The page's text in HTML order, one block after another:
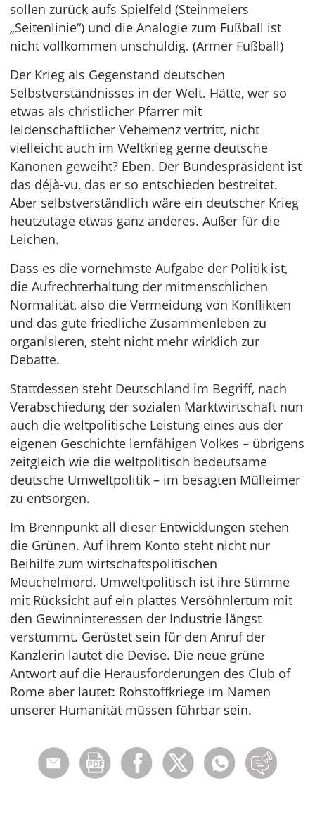
sollen zurück aufs Spielfeld (Steinmeiers
„Seitenlinie“) und die Analogie zum Fußball ist
nicht vollkommen unschuldig. (Armer Fußball)
Der Krieg als Gegenstand deutschen
Selbstverständnisses in der Welt. Hätte, wer so
etwas als christlicher Pfarrer mit
leidenschaftlicher Vehemenz vertritt, nicht
vielleicht auch im Weltkrieg gerne deutsche
Kanonen geweiht? Eben. Der Bundespräsident ist
das déjà-vu, das er so entschieden bestreitet.
Aber selbstverständlich wäre ein deutscher Krieg
heutzutage etwas ganz anderes. Außer für die
Leichen.
Dass es die vornehmste Aufgabe der Politik ist,
die Aufrechterhaltung der mitmenschlichen
Normalität, also die Vermeidung von Konflikten
und das gute friedliche Zusammenleben zu
organisieren, steht nicht mehr wirklich zur
Debatte.
Stattdessen steht Deutschland im Begriff, nach
Verabschiedung der sozialen Marktwirtschaft nun
auch die weltpolitische Leistung eines aus der
eigenen Geschichte lernfähigen Volkes – übrigens
zeitgleich wie die weltpolitisch bedeutsame
deutsche Umweltpolitik – im besagten Mülleimer
zu entsorgen.
Im Brennpunkt all dieser Entwicklungen stehen
die Grünen. Auf ihrem Konto steht nicht nur
Beihilfe zum wirtschaftspolitischen
Meuchelmord. Umweltpolitisch ist ihre Stimme
mit Rücksicht auf ein plattes Versöhnlertum mit
den Gewinninteressen der Industrie längst
verstummt. Gerüstet sein für den Anruf der
Kanzlerin lautet die Devise. Die neue grüne
Antwort auf die Herausforderungen des Club of
Rome aber lautet: Rohstoffkriege im Namen
unserer Humanität müssen führbar sein.